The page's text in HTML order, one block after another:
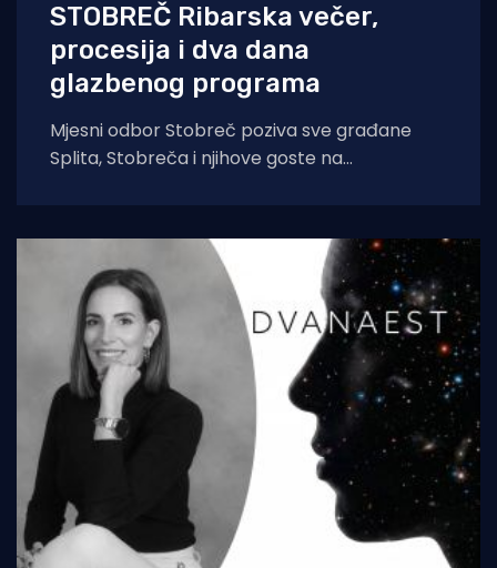
STOBREČ Ribarska večer,
procesija i dva dana
glazbenog programa
Mjesni odbor Stobreč poziva sve građane
Splita, Stobreča i njihove goste na